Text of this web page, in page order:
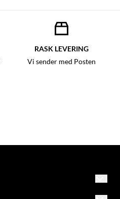
RASK LEVERING
Vi sender med Posten